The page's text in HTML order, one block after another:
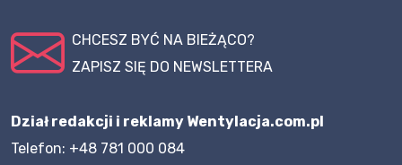
CHCESZ BYĆ NA BIEŻĄCO?
ZAPISZ SIĘ DO NEWSLETTERA
Dział redakcji i reklamy Wentylacja.com.pl
Telefon: +48 781 000 084